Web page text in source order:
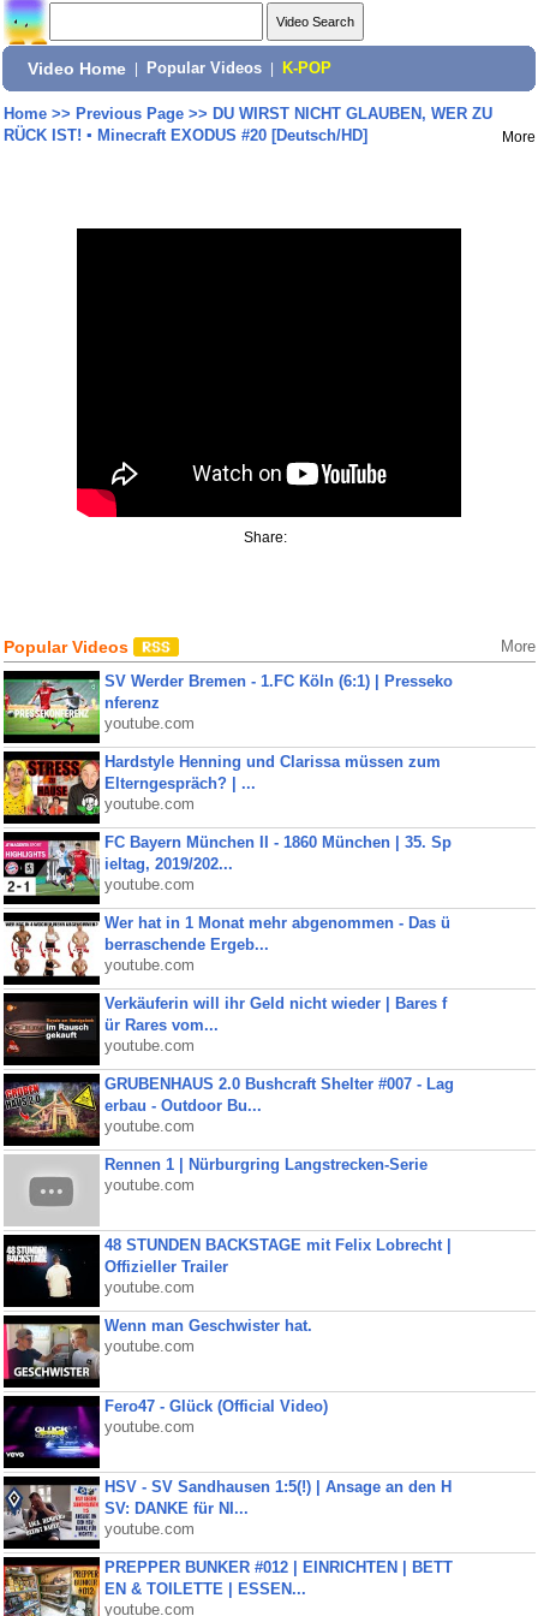
Video Home Popular Videos K-POP
Home>> Previous Page>> DU WIRST NICHT GLAUBEN, WER ZU
RÜCK IST! ▪ Minecraft EXODUS #20 [Deutsch/HD]
More
Share:
Popular Videos More
SV Werder Bremen - 1.FC Köln (6:1) | Presseko
nferenz
youtube.com
Hardstyle Henning und Clarissa müssen zum
Elterngespräch? | ...
youtube.com
FC Bayern München II - 1860 München | 35. Sp
ieltag, 2019/202...
youtube.com
Wer hat in 1 Monat mehr abgenommen - Das ü
berraschende Ergeb...
youtube.com
Verkäuferin will ihr Geld nicht wieder | Bares f
ür Rares vom...
youtube.com
GRUBENHAUS 2.0 Bushcraft Shelter #007 - Lag
erbau - Outdoor Bu...
youtube.com
Rennen 1 | Nürburgring Langstrecken-Serie
youtube.com
48 STUNDEN BACKSTAGE mit Felix Lobrecht |
Offizieller Trailer
youtube.com
Wenn man Geschwister hat.
youtube.com
Fero47 - Glück (Official Video)
youtube.com
HSV - SV Sandhausen 1:5(!) | Ansage an den H
SV: DANKE für NI...
youtube.com
PREPPER BUNKER #012 | EINRICHTEN | BETT
EN & TOILETTE | ESSEN...
youtube.com